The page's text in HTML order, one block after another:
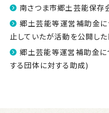
南さつま市郷土芸能保存
郷土芸能等運営補助金
止していたが活動を公開し
郷土芸能等運営補助金
する団体に対する助成)